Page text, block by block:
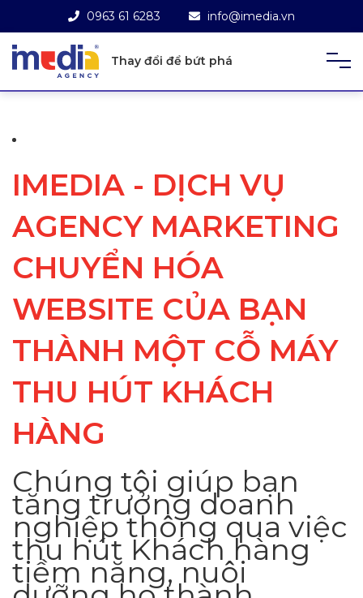
0963 61 6283 info@imedia.vn
Thay đổi để bứt phá
IMEDIA - DỊCH VỤ
AGENCY MARKETING
CHUYỂN HÓA
WEBSITE CỦA BẠN
THÀNH MỘT CỖ MÁY
THU HÚT KHÁCH
HÀNG
Chúng tôi giúp bạn
tăng trưởng doanh
nghiệp thông qua việc
thu hút Khách hàng
tiềm năng, nuôi